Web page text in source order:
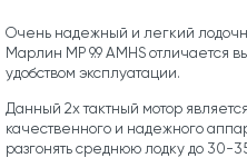
Очень надежный и легкий
Марлин MP 9.9 AMHS отличается
удобством эксплуатации.
Данный 2х тактный мотор
качественного и надежного
разгонять среднюю лодку до 30-